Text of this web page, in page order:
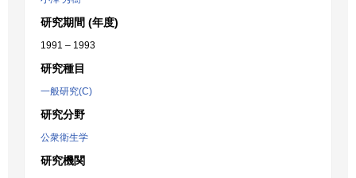
研究期間 (年度)
1991 – 1993
研究種目
一般研究(C)
研究分野
公衆衛生学
研究機関